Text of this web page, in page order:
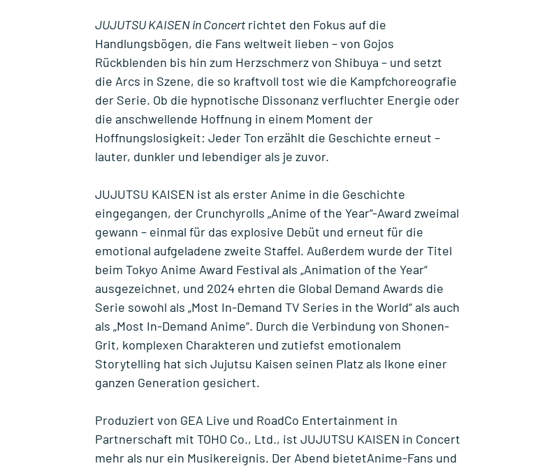
JUJUTSU KAISEN in Concert richtet den Fokus auf die
Handlungsbögen, die Fans weltweit lieben – von Gojos
Rückblenden bis hin zum Herzschmerz von Shibuya – und setzt
die Arcs in Szene, die so kraftvoll tost wie die Kampfchoreografie
der Serie. Ob die hypnotische Dissonanz verfluchter Energie oder
die anschwellende Hoffnung in einem Moment der
Hoffnungslosigkeit: Jeder Ton erzählt die Geschichte erneut –
lauter, dunkler und lebendiger als je zuvor.
JUJUTSU KAISEN ist als erster Anime in die Geschichte
eingegangen, der Crunchyrolls „Anime of the Year“-Award zweimal
gewann – einmal für das explosive Debüt und erneut für die
emotional aufgeladene zweite Staffel. Außerdem wurde der Titel
beim Tokyo Anime Award Festival als „Animation of the Year“
ausgezeichnet, und 2024 ehrten die Global Demand Awards die
Serie sowohl als „Most In-Demand TV Series in the World“ als auch
als „Most In-Demand Anime“. Durch die Verbindung von Shonen-
Grit, komplexen Charakteren und zutiefst emotionalem
Storytelling hat sich Jujutsu Kaisen seinen Platz als Ikone einer
ganzen Generation gesichert.
Produziert von GEA Live und RoadCo Entertainment in
Partnerschaft mit TOHO Co., Ltd., ist JUJUTSU KAISEN in Concert
mehr als nur ein Musikereignis. Der Abend bietetAnime-Fans und